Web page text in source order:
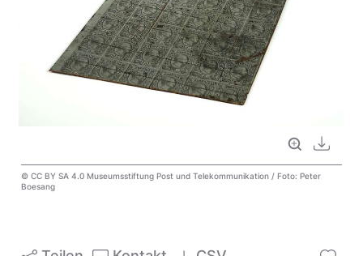
Vollbild
© CC BY SA 4.0 Museumsstiftung Post und Telekommunikation / Foto: Peter
Boesang